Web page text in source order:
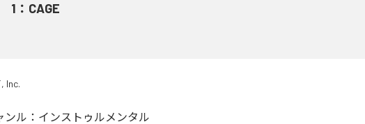
1 ： CAGE
Inc.
ンル： インストゥルメンタル